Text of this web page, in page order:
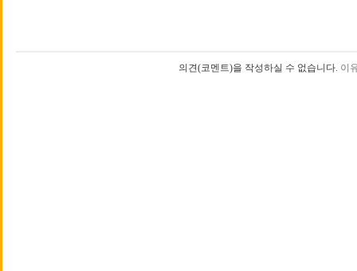
의견(코멘트)을 작성하실 수 없습니다. 이